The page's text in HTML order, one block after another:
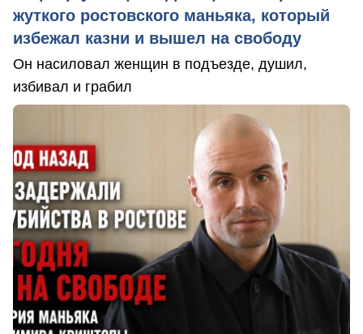
жуткого ростовского маньяка, который
избежал казни и вышел на свободу
Он насиловал женщин в подъезде, душил,
избивал и грабил